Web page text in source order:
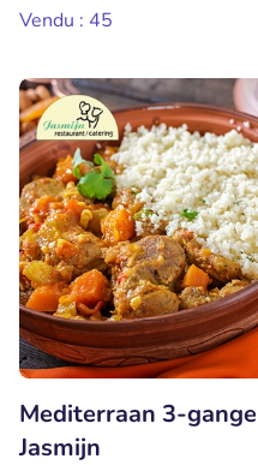
Vendu : 45
Mediterraan 3-
Jasmijn